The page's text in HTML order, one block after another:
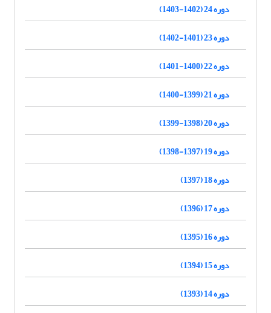
دوره 24 (1402-1403)
دوره 23 (1401-1402)
دوره 22 (1400-1401)
دوره 21 (1399-1400)
دوره 20 (1398-1399)
دوره 19 (1397-1398)
دوره 18 (1397)
دوره 17 (1396)
دوره 16 (1395)
دوره 15 (1394)
دوره 14 (1393)